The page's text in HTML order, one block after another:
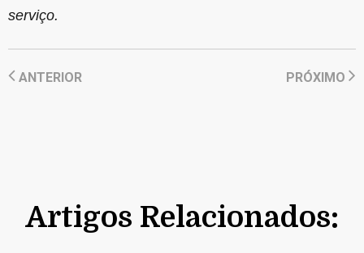
serviço.
ANTERIOR PRÓXIMO
Artigos Relacionados: